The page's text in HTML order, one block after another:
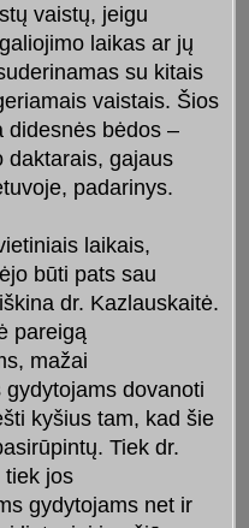
vaistų, jeigu
laikas ar jų
su kitais
vaistais. Šios
didesnės bėdos –
daktarais, gajaus
padarinys.
laikais,
būti pats sau
dr. Kazlauskaitė.
pareigą
mažai
gydytojams dovanoti
kyšius tam, kad šie
Tiek dr.
tiek jos
gydytojams net ir